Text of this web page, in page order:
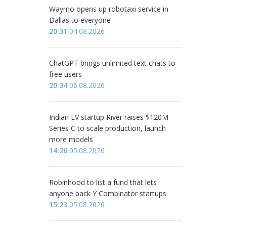
Waymo opens up robotaxi service in
Dallas to everyone
20:31 04.08.2026
ChatGPT brings unlimited text chats to
free users
20:34 06.08.2026
Indian EV startup River raises $120M
Series C to scale production, launch
more models
14:26 05.08.2026
Robinhood to list a fund that lets
anyone back Y Combinator startups
15:23 05.08.2026